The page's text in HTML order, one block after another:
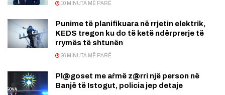
10 MINUTA MË PARË
Punime të planifikuara në rrjetin elektrik,
KEDS tregon ku do të ketë ndërprerje të
rrymës të shtunën
26 MINUTA MË PARË
Pl@goset me aŕmë z@rri një person në
Banjë të Istogut, policia jep detaje